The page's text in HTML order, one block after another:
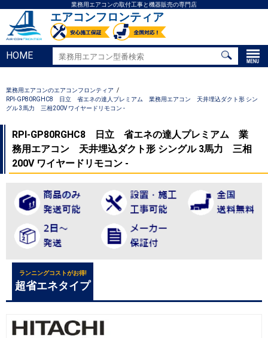
業務用エアコンの取付工事と機器販売の専門店
エアコンフロンティア
HOME
業務用エアコンのエアコンフロンティア
RPI-GP80RGHC8 日立 省エネの達人プレミアム 業務用エアコン 天井埋込ダクト形 シン
グル 3馬力 三相200V ワイヤードリモコン -
RPI-GP80RGHC8 日立 省エネの達人プレミアム 業
務用エアコン 天井埋込ダクト形 シングル 3馬力 三相
200V ワイヤードリモコン -
ランニングコストがお得!
超省エネタイプ